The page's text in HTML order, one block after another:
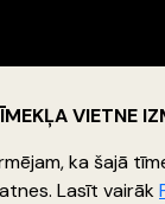
VIETNE
ka šajā
Lasīt vairāk